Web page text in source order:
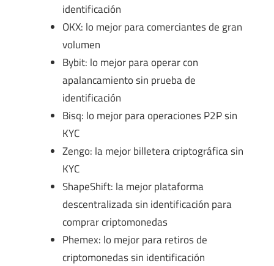
identificación
OKX: lo mejor para comerciantes de gran
volumen
Bybit: lo mejor para operar con
apalancamiento sin prueba de
identificación
Bisq: lo mejor para operaciones P2P sin
KYC
Zengo: la mejor billetera criptográfica sin
KYC
ShapeShift: la mejor plataforma
descentralizada sin identificación para
comprar criptomonedas
Phemex: lo mejor para retiros de
criptomonedas sin identificación